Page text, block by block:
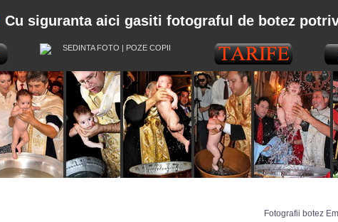
Cu siguranta aici gasiti fotograful de botez
Fotografii botez